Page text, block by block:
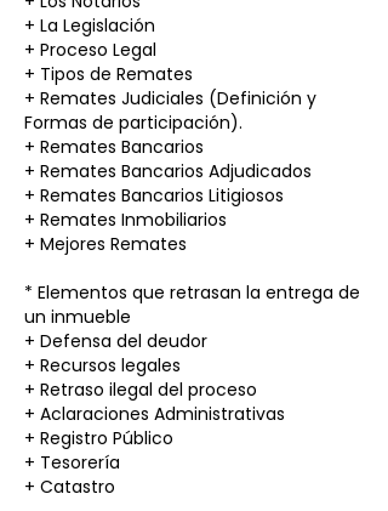
+ La Legislación
+ Proceso Legal
+ Tipos de Remates
+ Remates Judiciales (Definición y
Formas de participación).
+ Remates Bancarios
+ Remates Bancarios Adjudicados
+ Remates Bancarios Litigiosos
+ Remates Inmobiliarios
+ Mejores Remates
* Elementos que retrasan la entrega de
un inmueble
+ Defensa del deudor
+ Recursos legales
+ Retraso ilegal del proceso
+ Aclaraciones Administrativas
+ Registro Público
+ Tesorería
+ Catastro